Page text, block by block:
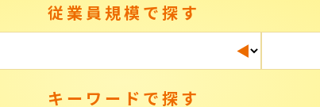
従業員規模で探す
キーワードで探す